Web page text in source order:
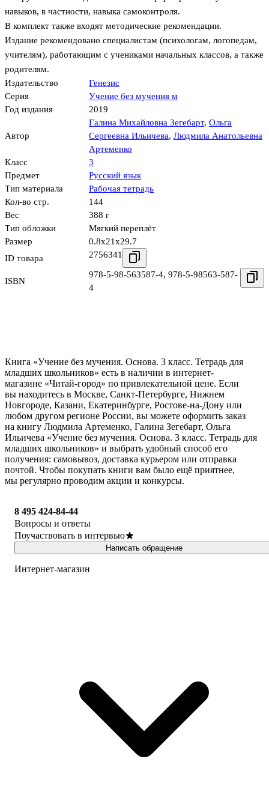
навыков, в частности, навыка самоконтроля.
В комплект также входят методические рекомендации.
Издание рекомендовано специалистам (психологам, логопедам,
учителям), работающим с учениками начальных классов, а также
родителям.
Издательство
Генезис
Серия
Учение без мучения м
Год издания
2019
Автор
Галина Михайловна Зегебарт, Ольга
Сергеевна Ильичева, Людмила Анатольевна
Артеменко
Класс
3
Предмет
Русский язык
Тип материала
Рабочая тетрадь
Кол-во стр.
144
Вес
388 г
Тип обложки
Мягкий переплёт
Размер
0.8x21x29.7
ID товара
2756341
ISBN
978-5-98-563587-4, 978-5-98563-587-
4
Книга «Учение без мучения. Основа. 3 класс. Тетрадь для
младших школьников» есть в наличии в интернет-
магазине «Читай-город» по привлекательной цене. Если
вы находитесь в Москве, Санкт-Петербурге, Нижнем
Новгороде, Казани, Екатеринбурге, Ростове-на-Дону или
любом другом регионе России, вы можете оформить заказ
на книгу Людмила Артеменко, Галина Зегебарт, Ольга
Ильичева «Учение без мучения. Основа. 3 класс. Тетрадь для
младших школьников» и выбрать удобный способ его
получения: самовывоз, доставка курьером или отправка
почтой. Чтобы покупать книги вам было ещё приятнее,
мы регулярно проводим акции и конкурсы.
8 495 424-84-44
Вопросы и ответы
Поучаствовать в интервью
Написать обращение
Интернет-магазин